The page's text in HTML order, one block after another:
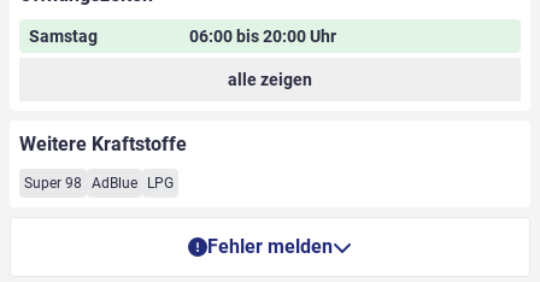
Samstag 06:00 bis 20:00 Uhr
alle zeigen
Weitere Kraftstoffe
Super 98 AdBlue LPG
Fehler melden